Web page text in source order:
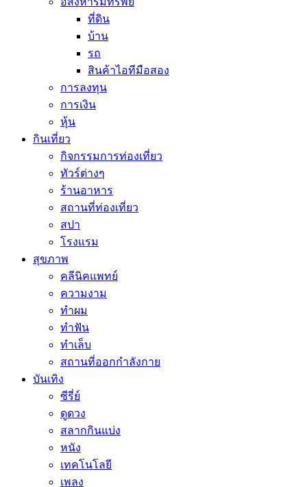
ที่ดิน
บ้าน
รถ
สินค้าไอทีมือสอง
การลงทุน
การเงิน
หุ้น
กินเที่ยว
กิจกรรมการท่องเที่ยว
ทัวร์ต่างๆ
ร้านอาหาร
สถานที่ท่องเที่ยว
สปา
โรงแรม
สุขภาพ
คลีนิคแพทย์
ความงาม
ทำผม
ทำฟัน
ทำเล็บ
สถานที่ออกกำลังกาย
บันเทิง
ซีรี่ย์
ดูดวง
สลากกินแบ่ง
หนัง
เทคโนโลยี
เพลง